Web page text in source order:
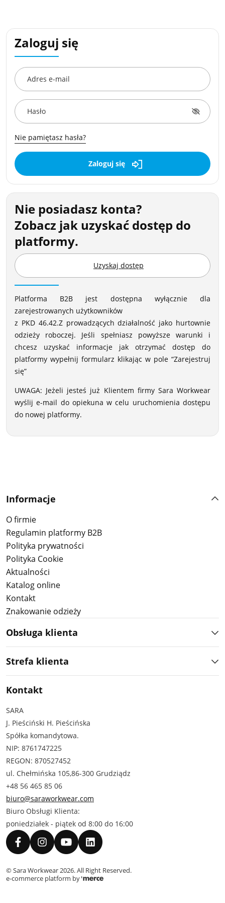
Zaloguj się
Adres e-mail
Hasło
Nie pamiętasz hasła?
Zaloguj się
Nie posiadasz konta?
Zobacz jak uzyskać dostęp do
platformy.
Uzyskaj dostęp
Platforma B2B jest dostępna wyłącznie dla
zarejestrowanych użytkowników
z PKD46.42.Z prowadzących działalność jako hurtownie
odzieży roboczej. Jeśli spełniasz powyższe warunki i
chcesz uzyskać informacje jak otrzymać dostęp do
platformy wypełnij formularz klikając w pole “Zarejestruj
się”
UWAGA: Jeżeli jesteś już Klientem firmy Sara Workwear
wyślij e-mail do opiekuna w celu uruchomienia dostępu
do nowej platformy.
Informacje
O firmie
Regulamin platformy B2B
Polityka prywatności
Polityka Cookie
Aktualności
Katalog online
Kontakt
Znakowanie odzieży
Obsługa klienta
Strefa klienta
Kontakt
SARA
J. Pieściński H. Pieścińska
Spółka komandytowa.
NIP: 8761747225
REGON: 870527452
ul. Chełmińska 105,86-300 Grudziądz
+48 56 465 85 06
biuro@saraworkwear.com
Biuro Obsługi Klienta:
poniedziałek - piątek od 8:00 do 16:00
©Sara Workwear2026. All Right Reserved.
e-commerce platform by